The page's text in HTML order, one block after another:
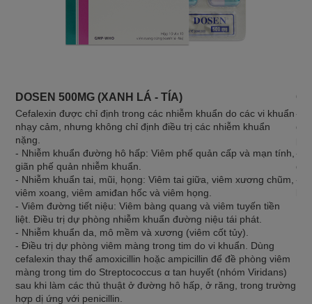
DOSEN 500MG (XANH LÁ - TÍA)
Cefalexin được chỉ định trong các nhiễm khuẩn do các vi khuẩn
nhạy cảm, nhưng không chỉ định điều trị các nhiễm khuẩn
nặng.
- Nhiễm khuẩn đường hô hấp: Viêm phế quản cấp và mạn tính,
giãn phế quản nhiễm khuẩn.
- Nhiễm khuẩn tai, mũi, họng: Viêm tai giữa, viêm xương chũm,
viêm xoang, viêm amiđan hốc và viêm họng.
- Viêm đường tiết niệu: Viêm bàng quang và viêm tuyến tiền
liệt. Điều trị dự phòng nhiễm khuẩn đường niệu tái phát.
- Nhiễm khuẩn da, mô mềm và xương (viêm cốt tủy).
- Điều trị dự phòng viêm màng trong tim do vi khuẩn. Dùng
cefalexin thay thế amoxicillin hoặc ampicillin để đề phòng viêm
màng trong tim do Streptococcus α tan huyết (nhóm Viridans)
sau khi làm các thủ thuật ở đường hô hấp, ở răng, trong trường
hợp dị ứng với penicillin.
-
-
da
-